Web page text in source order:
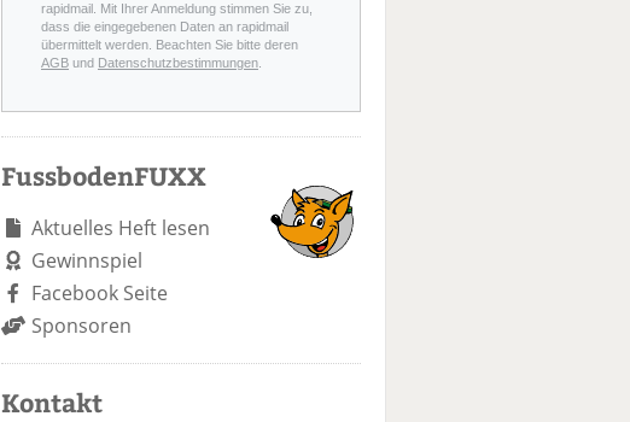
rapidmail. Mit Ihrer Anmeldung stimmen Sie zu,
dass die eingegebenen Daten an rapidmail
übermittelt werden. Beachten Sie bitte deren
AGB und Datenschutzbestimmungen.
FussbodenFUXX
Aktuelles Heft lesen
Gewinnspiel
Facebook Seite
Sponsoren
Kontakt